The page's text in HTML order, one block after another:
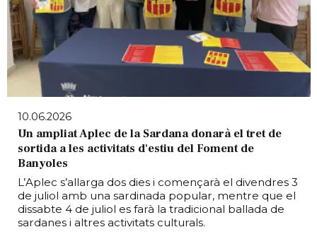
10.06.2026
Un ampliat Aplec de la Sardana donarà el tret de
sortida a les activitats d'estiu del Foment de
Banyoles
L’Aplec s’allarga dos dies i començarà el divendres 3
de juliol amb una sardinada popular, mentre que el
dissabte 4 de juliol es farà la tradicional ballada de
sardanes i altres activitats culturals.